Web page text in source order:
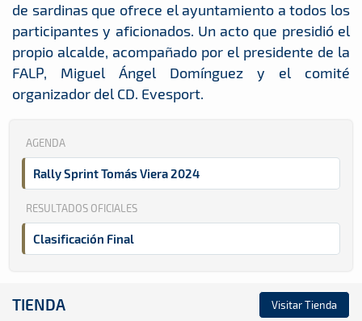
de sardinas que ofrece el ayuntamiento a todos los
participantes y aficionados. Un acto que presidió el
propio alcalde, acompañado por el presidente de la
FALP, Miguel Ángel Domínguez y el comité
organizador del CD. Evesport.
AGENDA
Rally Sprint Tomás Viera 2024
RESULTADOS OFICIALES
Clasificación Final
TIENDA Visitar Tienda